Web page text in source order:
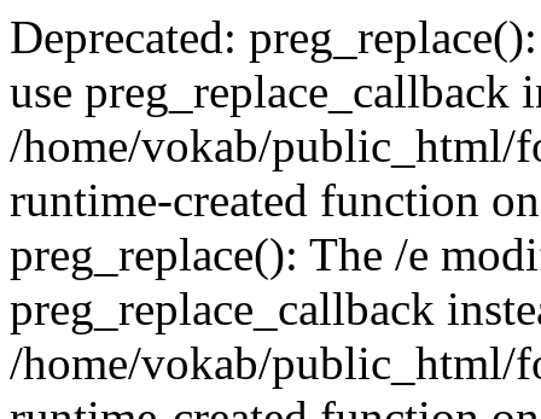
Deprecated:
use preg_replace_callback
/home/vokab/public_html/
runtime-created function
preg_replace(): The /e
preg_replace_callback
/home/vokab/public_html/